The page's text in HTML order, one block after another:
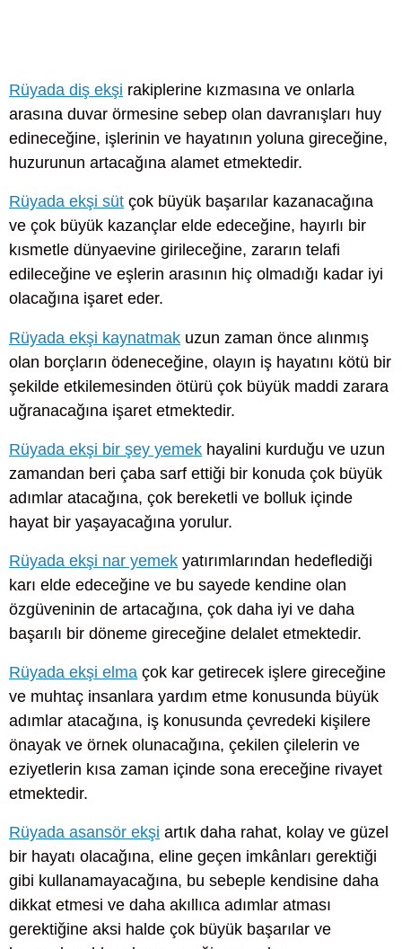
Rüyada diş ekşi rakiplerine kızmasına ve onlarla
arasına duvar örmesine sebep olan davranışları huy
edineceğine, işlerinin ve hayatının yoluna gireceğine,
huzurunun artacağına alamet etmektedir.
Rüyada ekşi süt çok büyük başarılar kazanacağına
ve çok büyük kazançlar elde edeceğine, hayırlı bir
kısmetle dünyaevine girileceğine, zararın telafi
edileceğine ve eşlerin arasının hiç olmadığı kadar iyi
olacağına işaret eder.
Rüyada ekşi kaynatmak uzun zaman önce alınmış
olan borçların ödeneceğine, olayın iş hayatını kötü bir
şekilde etkilemesinden ötürü çok büyük maddi zarara
uğranacağına işaret etmektedir.
Rüyada ekşi bir şey yemek hayalini kurduğu ve uzun
zamandan beri çaba sarf ettiği bir konuda çok büyük
adımlar atacağına, çok bereketli ve bolluk içinde
hayat bir yaşayacağına yorulur.
Rüyada ekşi nar yemek yatırımlarından hedeflediği
karı elde edeceğine ve bu sayede kendine olan
özgüveninin de artacağına, çok daha iyi ve daha
başarılı bir döneme gireceğine delalet etmektedir.
Rüyada ekşi elma çok kar getirecek işlere gireceğine
ve muhtaç insanlara yardım etme konusunda büyük
adımlar atacağına, iş konusunda çevredeki kişilere
önayak ve örnek olunacağına, çekilen çilelerin ve
eziyetlerin kısa zaman içinde sona ereceğine rivayet
etmektedir.
Rüyada asansör ekşi artık daha rahat, kolay ve güzel
bir hayatı olacağına, eline geçen imkânları gerektiği
gibi kullanamayacağına, bu sebeple kendisine daha
dikkat etmesi ve daha akıllıca adımlar atması
gerektiğine aksi halde çok büyük başarılar ve